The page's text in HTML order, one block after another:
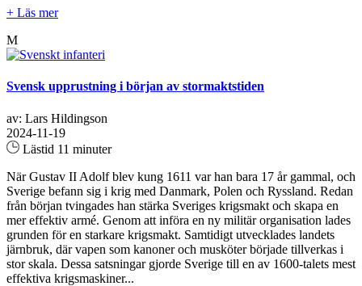
+ Läs mer
M
Svensk upprustning i början av stormaktstiden
av: Lars Hildingson
2024-11-19
Lästid 11 minuter
När Gustav II Adolf blev kung 1611 var han bara 17 år gammal, och
Sverige befann sig i krig med Danmark, Polen och Ryssland. Redan
från början tvingades han stärka Sveriges krigsmakt och skapa en
mer effektiv armé. Genom att införa en ny militär organisation lades
grunden för en starkare krigsmakt. Samtidigt utvecklades landets
järnbruk, där vapen som kanoner och musköter började tillverkas i
stor skala. Dessa satsningar gjorde Sverige till en av 1600-talets mest
effektiva krigsmaskiner...